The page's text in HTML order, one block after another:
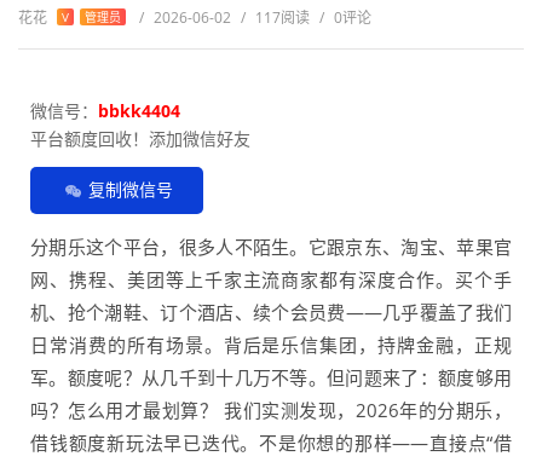
花花 V 管理员 / 2026-06-02 / 117阅读 / 0评论
微信号： bbkk4404
平台额度回收！添加微信好友
复制微信号
分期乐这个平台，很多人不陌生。它跟京东、淘宝、苹果官
网、携程、美团等上千家主流商家都有深度合作。买个手
机、抢个潮鞋、订个酒店、续个会员费——几乎覆盖了我们
日常消费的所有场景。背后是乐信集团，持牌金融，正规
军。额度呢？从几千到十几万不等。但问题来了：额度够用
吗？怎么用才最划算？ 我们实测发现，2026年的分期乐，
借钱额度新玩法早已迭代。不是你想的那样——直接点“借